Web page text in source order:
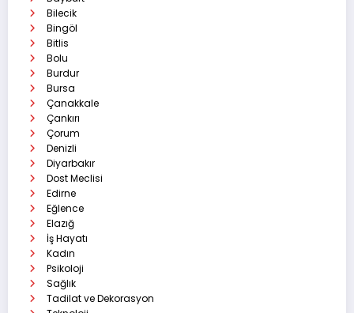
Bilecik
Bingöl
Bitlis
Bolu
Burdur
Bursa
Çanakkale
Çankırı
Çorum
Denizli
Diyarbakır
Dost Meclisi
Edirne
Eğlence
Elazığ
İş Hayatı
Kadın
Psikoloji
Sağlık
Tadilat ve Dekorasyon